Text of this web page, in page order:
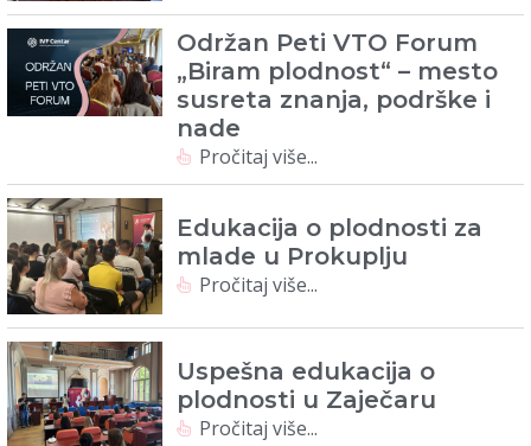
Održan Peti VTO Forum
„Biram plodnost“ – mesto
susreta znanja, podrške i
nade
Pročitaj više...
Edukacija o plodnosti za
mlade u Prokuplju
Pročitaj više...
Uspešna edukacija o
plodnosti u Zaječaru
Pročitaj više...